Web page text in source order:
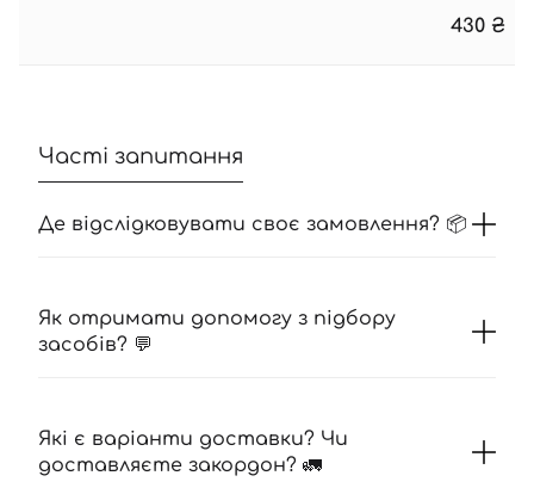
430 ₴
Часті запитання
Де відслідковувати своє замовлення? 📦
Як отримати допомогу з підбору
засобів? 💬
Які є варіанти доставки? Чи
доставляєте закордон? 🚛